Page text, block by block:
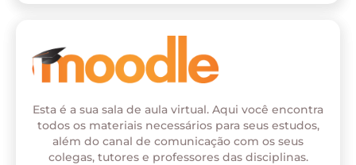
Esta é a sua sala de aula virtual. Aqui você encontra
todos os materiais necessários para seus estudos,
além do canal de comunicação com os seus
colegas, tutores e professores das disciplinas.